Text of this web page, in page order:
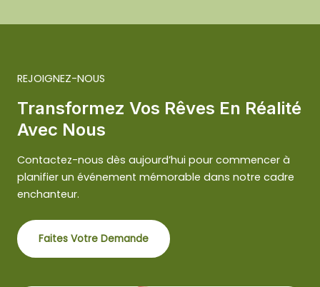
REJOIGNEZ-NOUS
Transformez Vos Rêves En Réalité
Avec Nous
Contactez-nous dès aujourd’hui pour commencer à
planifier un événement mémorable dans notre cadre
enchanteur.
Faites Votre Demande